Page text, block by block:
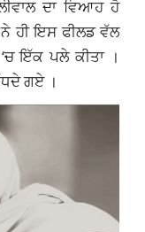
ਦਾ ਵਿਆਹ ਹੋ
ਹੀ ਇਸ ਫੀਲਡ ਵੱਲ
ਇੱਕ ਪਲੇ ਕੀਤਾ ।
ਗਏ ।